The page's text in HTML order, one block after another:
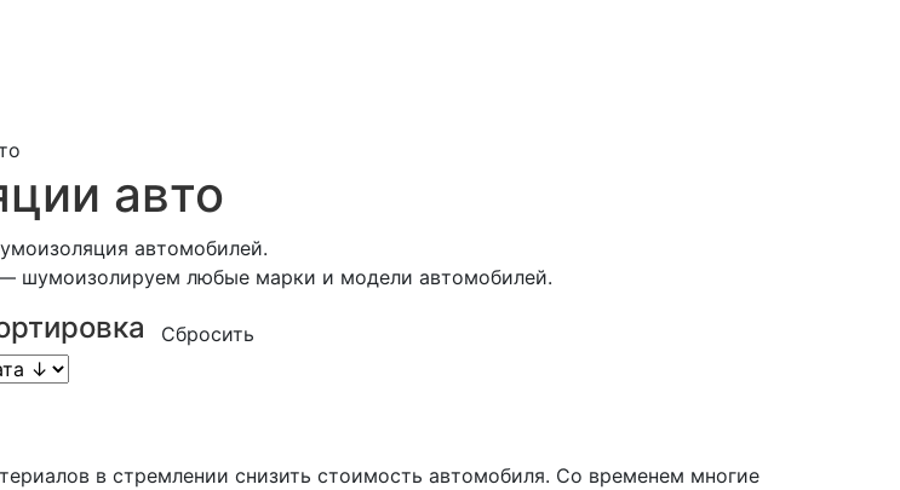
авто
автомобилей.
шумоизолируем любые марки и модели автомобилей.
Сбросить
в стремлении снизить стоимость автомобиля. Со временем многие